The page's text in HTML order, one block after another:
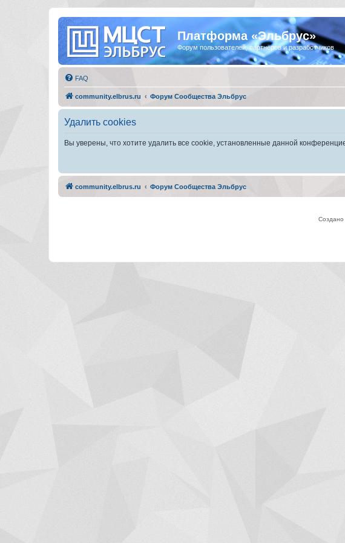
Платформа «Эльбрус»
Форум пользователей, партнёров и разработчиков
FAQ
community.elbrus.ru Форум Сообщества Эльбрус
Удалить cookies
Вы уверены, что хотите удалить все cookie, установленные данной
community.elbrus.ru Форум Сообщества Эльбрус
Создано